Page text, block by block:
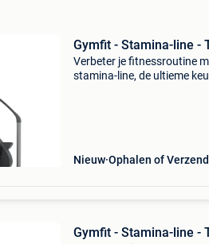
Gymfit - Stamina-line -
Verbeter je fitnessroutine
stamina-line, de ultieme
Nieuw Ophalen of
Gymfit - Stamina-line -